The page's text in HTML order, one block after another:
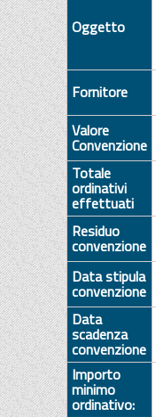
Oggetto
Fornitore
Valore
Convenzione
Totale
ordinativi
effettuati
Residuo
convenzione
Data stipula
convenzione
Data
scadenza
convenzione
Importo
minimo
ordinativo: